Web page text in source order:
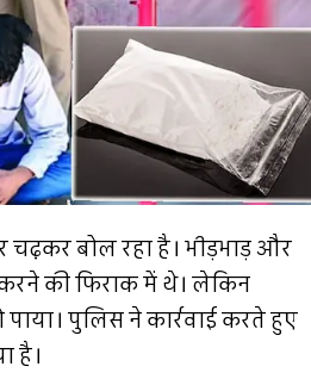
चढ़कर बोल रहा है। भीड़भाड़ और
की फिराक में थे। लेकिन
पुलिस ने कार्रवाई करते हुए
है।